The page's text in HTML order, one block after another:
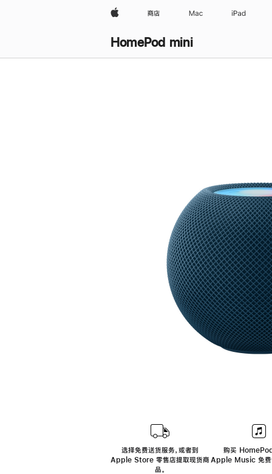
Apple 商店 Mac iPad
HomePod mini
选择免费送货服务，或者到
Apple Store 零售店提取现货商
品。
购买
Apple Music 免费